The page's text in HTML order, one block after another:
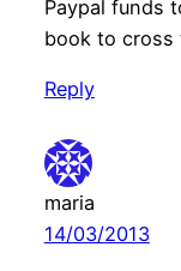
Paypal funds
book to
Reply
maria
14/03/2013